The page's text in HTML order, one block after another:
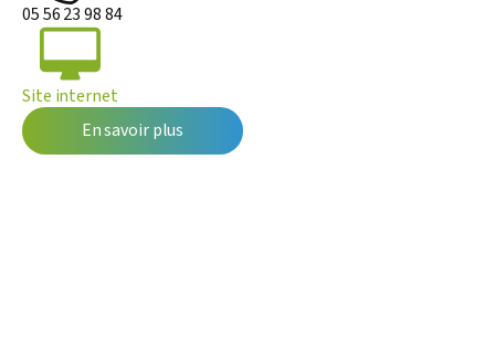
05 56 23 98 84
Site internet
En savoir plus